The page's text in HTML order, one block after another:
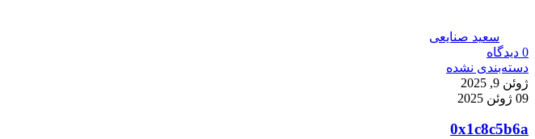
سعید صنایعی
0 دیدگاه
دسته‌بندی نشده
ژوئن 9, 2025
09 ژوئن 2025
0x1c8c5b6a